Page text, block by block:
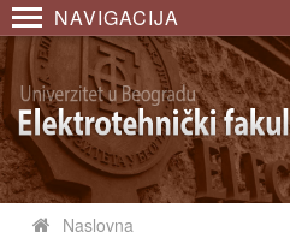
NAVIGACIJA
Naslovna